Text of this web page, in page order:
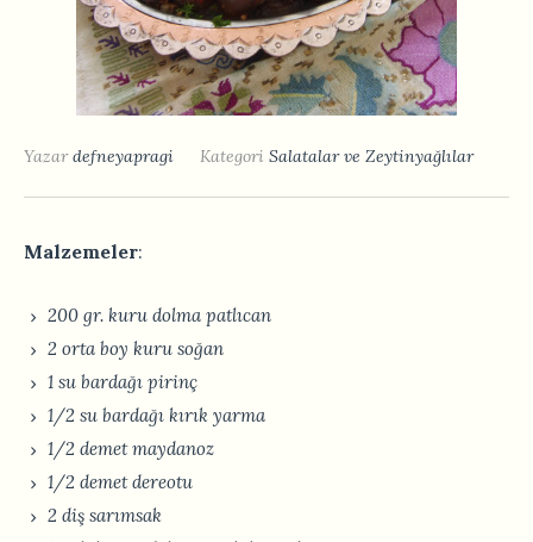
Yazardefneyapragi Kategori Salatalar ve Zeytinyağlılar
Malzemeler:
200 gr. kuru dolma patlıcan
2 orta boy kuru soğan
1 su bardağı pirinç
1/2 su bardağı kırık yarma
1/2 demet maydanoz
1/2 demet dereotu
2 diş sarımsak